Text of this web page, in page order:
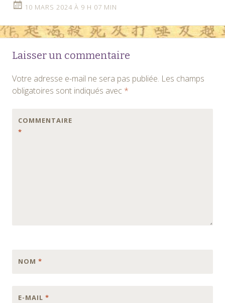
10 MARS 2024 À 9 H 07 MIN
Laisser un commentaire
Votre adresse e-mail ne sera pas publiée. Les champs
obligatoires sont indiqués avec *
COMMENTAIRE
*
NOM *
E-MAIL *